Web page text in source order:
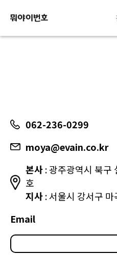
062-236-0299
moya@evain.co.kr
본사: 광주광역시 북
호
지사: 서울시 강서구
Email